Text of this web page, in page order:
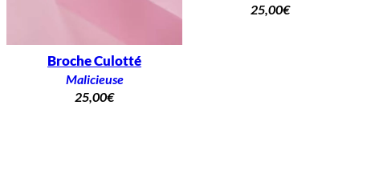
Broche Culotté
Malicieuse
25,00€
25,00€